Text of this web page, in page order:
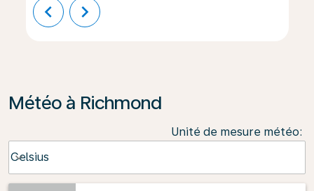
chevron_left chevron_right
Météo à Richmond
Unité de mesure météo:
Celsius
keyboard_arrow_down